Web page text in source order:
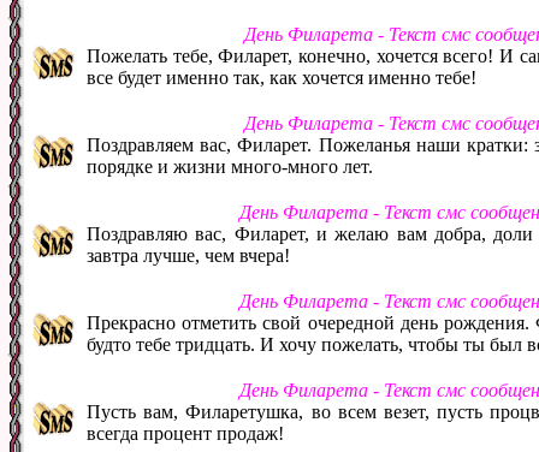
День Филарета - Текст смс
Пожелать тебе, Филарет, конечно, хочется всего! И
все будет именно так, как хочется именно тебе!
День Филарета - Текст смс
Поздравляем вас, Филарет. Пожеланья наши кратки:
порядке и жизни много-много лет.
День Филарета - Текст смс
Поздравляю вас, Филарет, и желаю вам добра,
завтра лучше, чем вчера!
День Филарета - Текст смс
Прекрасно отметить свой очередной день
будто тебе тридцать. И хочу пожелать, чтобы ты
День Филарета - Текст смс
Пусть вам, Филаретушка, во всем везет, пусть
всегда процент продаж!